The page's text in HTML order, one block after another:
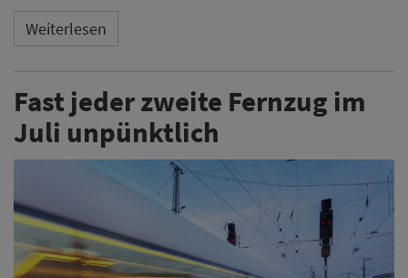
Weiterlesen
Fast jeder zweite Fernzug im
Juli unpünktlich